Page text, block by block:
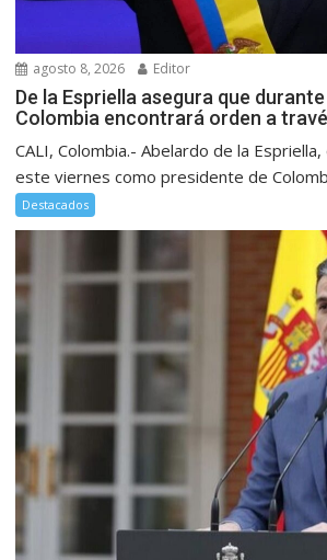
agosto 8, 2026 Editor
De la Espriella asegura que
Colombia encontrará orden a
CALI, Colombia.- Abelardo de la
este viernes como presidente de
Destacados